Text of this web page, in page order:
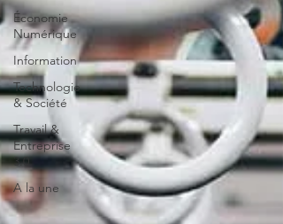
Économie
Numérique
Information
Technologie
& Société
Travail &
Entreprise
3.0
A la une